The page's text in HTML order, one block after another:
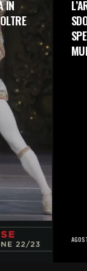
SI
8
LA